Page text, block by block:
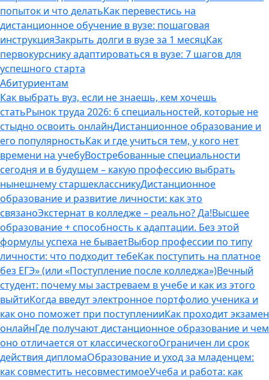
попыток и что делатьКак перевестись на
дистанционное обучение в вузе: пошаговая
инструкцияЗакрыть долги в вузе за 1 месяцКак
первокурснику адаптироваться в вузе: 7 шагов для
успешного старта
Абитуриентам
Как выбрать вуз, если не знаешь, кем хочешь
статьРынок труда 2026: 6 специальностей, которые не
стыдно освоить онлайнДистанционное образование и
его популярностьКак и где учиться тем, у кого нет
времени на учебуВостребованные специальности
сегодня и в будущем – какую профессию выбрать
нынешнему старшеклассникуДистанционное
образование и развитие личности: как это
связаноЭкстернат в колледже – реально? Да!Высшее
образование + способность к адаптации. Без этой
формулы успеха не бываетВыбор профессии по типу
личности: что подходит тебеКак поступить на платное
без ЕГЭ» (или «Поступление после колледжа»)Вечный
студент: почему мы застреваем в учебе и как из этого
выйтиКогда введут электронное портфолио ученика и
как оно поможет при поступленииКак проходит экзамен
онлайнГде получают дистанционное образование и чем
оно отличается от классическогоОграничен ли срок
действия дипломаОбразование и уход за младенцем:
как совместить несовместимоеУчеба и работа: как